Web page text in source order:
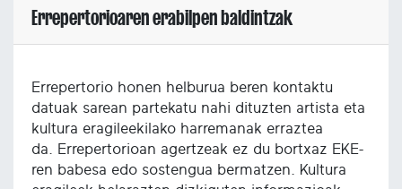
Errepertorioaren erabilpen baldintzak
Errepertorio honen helburua beren kontaktu
datuak sarean partekatu nahi dituzten artista eta
kultura eragileekilako harremanak erraztea
da. Errepertorioan agertzeak ez du bortxaz EKE-
ren babesa edo sostengua bermatzen. Kultura